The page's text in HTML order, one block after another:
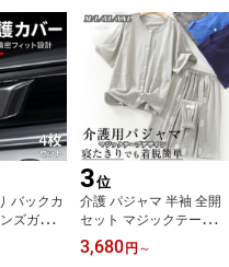
バックカ
ズガード
のまま、
360度カ
3位
介護 パジャマ 半袖 全開
セット マジックテープ 2
点 セット 紳士 婦人 コッ
トン100% 介護用パジャ
3,680円 ～